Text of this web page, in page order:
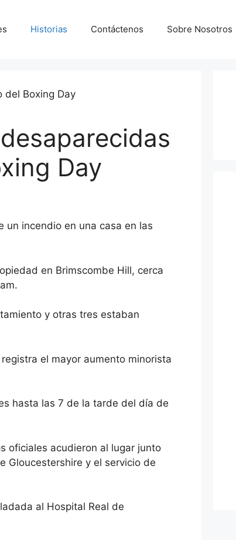
Historias Contáctenos Sobre Nosotros
Day
un incendio en una casa en las
en Brimscombe Hill, cerca
y otras tres estaban
registra el mayor aumento minorista
hasta las 7 de la tarde del día de
oficiales acudieron al lugar junto
Gloucestershire y el servicio de
al Hospital Real de